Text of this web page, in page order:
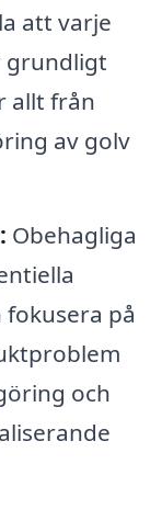
att varje
grundligt
allt från
av golv
Obehagliga
på
och